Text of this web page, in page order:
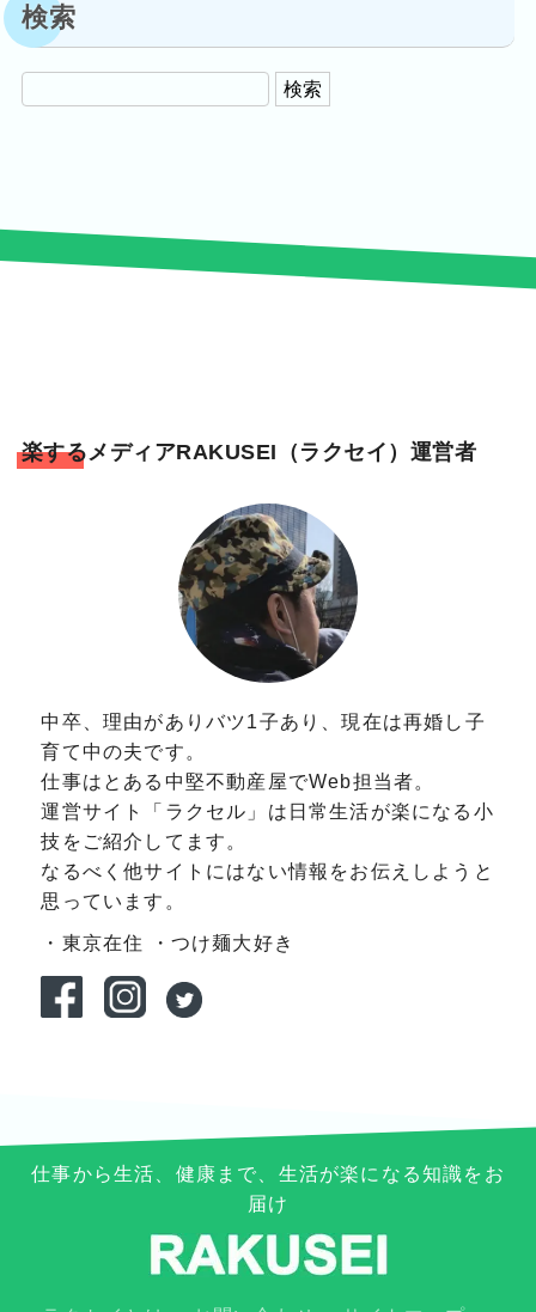
検索
楽するメディアRAKUSEI（ラクセイ）運営者
中卒、理由がありバツ1子あり、現在は再婚し子
育て中の夫です。
仕事はとある中堅不動産屋でWeb担当者。
運営サイト「ラクセル」は日常生活が楽になる小
技をご紹介してます。
なるべく他サイトにはない情報をお伝えしようと
思っています。
・東京在住 ・つけ麺大好き
仕事から生活、健康まで、生活が楽になる知識をお
届け